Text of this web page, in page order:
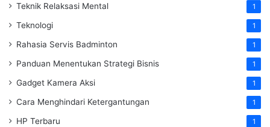
Teknik Relaksasi Mental 1
Teknologi 1
Rahasia Servis Badminton 1
Panduan Menentukan Strategi Bisnis 1
Gadget Kamera Aksi 1
Cara Menghindari Ketergantungan 1
HP Terbaru 1